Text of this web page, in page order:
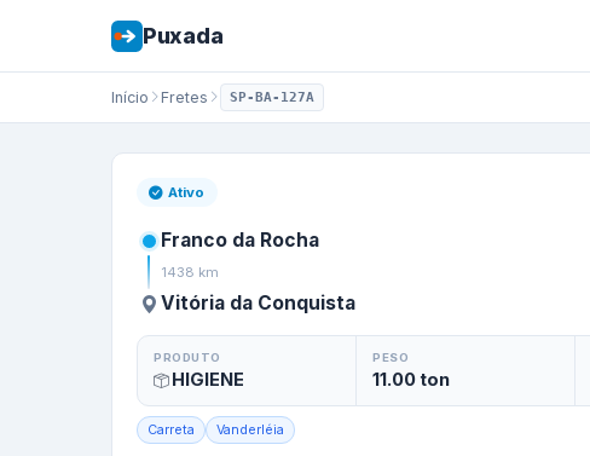
Puxada
Início Fretes SP-BA-127A
Frete de
Ativo
Franco da Rocha
1438 km
Vitória da Conquista
PRODUTO
HIGIENE
PESO
11.00ton
Carreta Vanderléia